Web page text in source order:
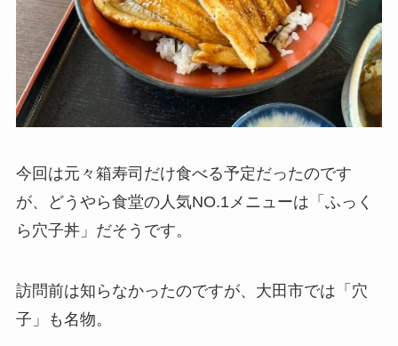
今回は元々箱寿司だけ食べる予定だったのです
が、どうやら食堂の人気NO.1メニューは「ふっく
ら穴子丼」だそうです。
訪問前は知らなかったのですが、大田市では「穴
子」も名物。